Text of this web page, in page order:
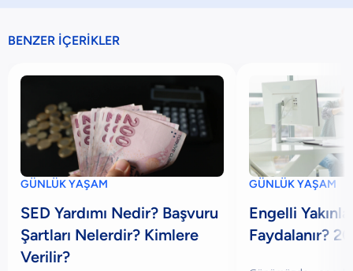
BENZER İÇERİKLER
GÜNLÜK YAŞAM
SED Yardımı Nedir? Başvuru
Şartları Nelerdir? Kimlere
Verilir?
GÜNLÜK YAŞAM
Engelli
Faydalanır?